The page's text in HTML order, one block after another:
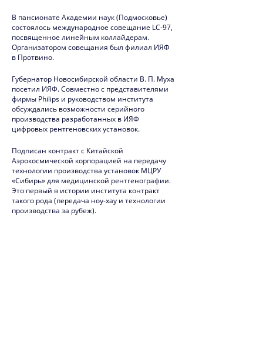
2016
2015
2014
2013
2012
2011
2010
2009
2008
2007
В пансионате Академии наук (Подмосковье)
состоялось международное совещание LC-97,
посвященное линейным коллайдерам.
Организатором совещания был филиал ИЯФ
в Протвино.
Губернатор Новосибирской области В. П. Муха
посетил ИЯФ. Совместно с представителями
фирмы Philips и руководством института
обсуждались возможности серийного
производства разработанных в ИЯФ
цифровых рентгеновских установок.
Подписан контракт с Китайской
Аэрокосмической корпорацией на передачу
технологии производства установок МЦРУ
«Сибирь» для медицинской рентгенографии.
Это первый в истории института контракт
такого рода (передача ноу-хау и технологии
производства за рубеж).